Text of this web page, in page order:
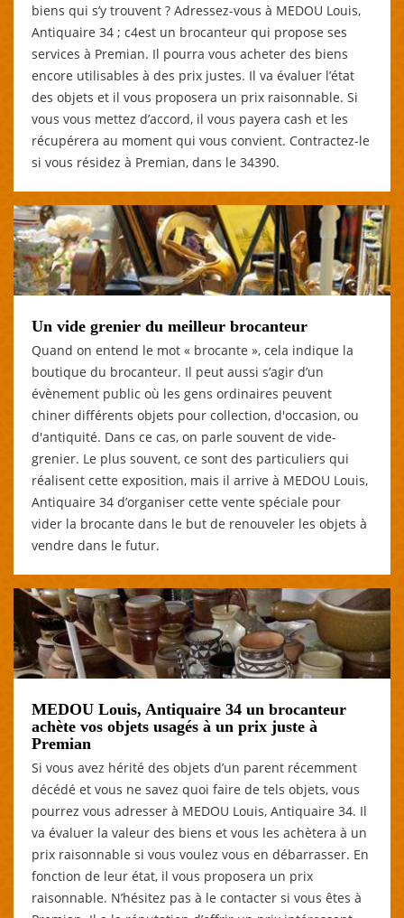
biens qui s’y trouvent ? Adressez-vous à MEDOU Louis,
Antiquaire 34 ; c4est un brocanteur qui propose ses
services à Premian. Il pourra vous acheter des biens
encore utilisables à des prix justes. Il va évaluer l’état
des objets et il vous proposera un prix raisonnable. Si
vous vous mettez d’accord, il vous payera cash et les
récupérera au moment qui vous convient. Contractez-le
si vous résidez à Premian, dans le 34390.
Un vide grenier du meilleur brocanteur
Quand on entend le mot « brocante », cela indique la
boutique du brocanteur. Il peut aussi s’agir d’un
évènement public où les gens ordinaires peuvent
chiner différents objets pour collection, d'occasion, ou
d'antiquité. Dans ce cas, on parle souvent de vide-
grenier. Le plus souvent, ce sont des particuliers qui
réalisent cette exposition, mais il arrive à MEDOU Louis,
Antiquaire 34 d’organiser cette vente spéciale pour
vider la brocante dans le but de renouveler les objets à
vendre dans le futur.
MEDOU Louis, Antiquaire 34 un brocanteur
achète vos objets usagés à un prix juste à
Premian
Si vous avez hérité des objets d’un parent récemment
décédé et vous ne savez quoi faire de tels objets, vous
pourrez vous adresser à MEDOU Louis, Antiquaire 34. Il
va évaluer la valeur des biens et vous les achètera à un
prix raisonnable si vous voulez vous en débarrasser. En
fonction de leur état, il vous proposera un prix
raisonnable. N’hésitez pas à le contacter si vous êtes à